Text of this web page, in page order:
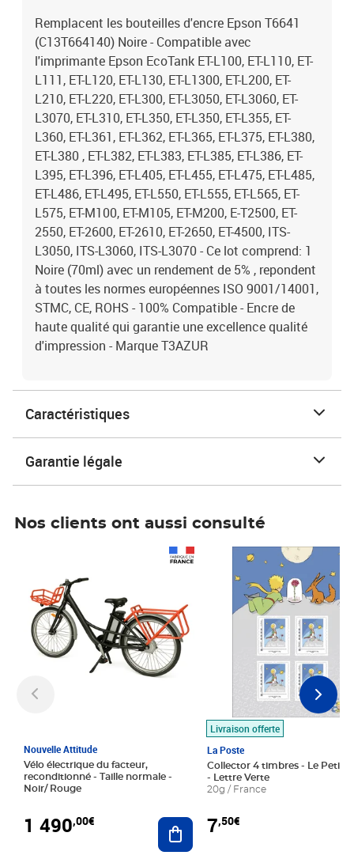
Remplacent les bouteilles d'encre Epson T6641
(C13T664140) Noire - Compatible avec
l'imprimante Epson EcoTank ET-L100, ET-L110, ET-
L111, ET-L120, ET-L130, ET-L1300, ET-L200, ET-
L210, ET-L220, ET-L300, ET-L3050, ET-L3060, ET-
L3070, ET-L310, ET-L350, ET-L350, ET-L355, ET-
L360, ET-L361, ET-L362, ET-L365, ET-L375, ET-L380,
ET-L380 , ET-L382, ET-L383, ET-L385, ET-L386, ET-
L395, ET-L396, ET-L405, ET-L455, ET-L475, ET-L485,
ET-L486, ET-L495, ET-L550, ET-L555, ET-L565, ET-
L575, ET-M100, ET-M105, ET-M200, E-T2500, ET-
2550, ET-2600, ET-2610, ET-2650, ET-4500, ITS-
L3050, ITS-L3060, ITS-L3070 - Ce lot comprend: 1
Noire (70ml) avec un rendement de 5% , repondent
à toutes les normes européennes ISO 9001/14001,
STMC, CE, ROHS - 100% Compatible - Encre de
haute qualité qui garantie une excellence qualité
d'impression - Marque T3AZUR
Caractéristiques
Garantie légale
Nos clients ont aussi consulté
Nouvelle Attitude
Vélo électrique du facteur,
reconditionné - Taille normale -
Noir/ Rouge
1 490,00€ Ajouter au panier
Livraison offerte
La Poste
Collector 4 timbres - Le Petit
- Lettre Verte
20g / France
7,50€
Prix 7,50€